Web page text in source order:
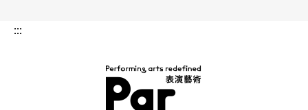
:::